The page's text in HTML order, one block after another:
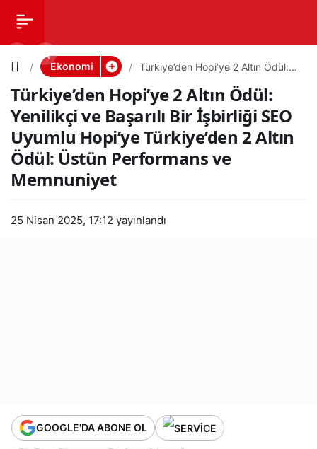
Ekonomi
Türkiye’den Hopi’ye 2 Altın Ödül:
Uyumlu Hopi’ye Türkiye’den 2 Altın
Ödül: Üstün Performans ve
Memnuniyet
Türkiye’den Hopi’ye 2 Altın Ödül:
Yenilikçi ve Başarılı Bir İşbirliği SEO
Uyumlu Hopi’ye Türkiye’den 2 Altın
Ödül: Üstün Performans ve
Memnuniyet
25 Nisan 2025, 17:12 yayınlandı
GOOGLE'DA ABONE OL
Türkiye’d
Hopi’ye 2
Altın
Ödül:
Yenilikçi